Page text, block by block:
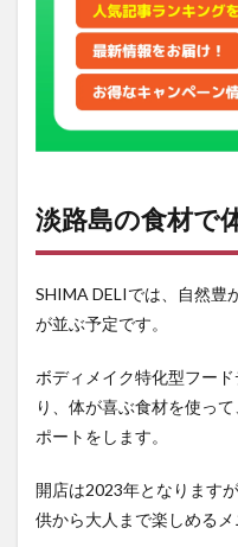
淡路島の食材で
SHIMA DELIでは、自然豊
が並ぶ予定です。
ボディメイク特化型フー
り、体が喜ぶ食材を使っ
ポートをします。
開店は2023年となります
供から大人まで楽しめるメ